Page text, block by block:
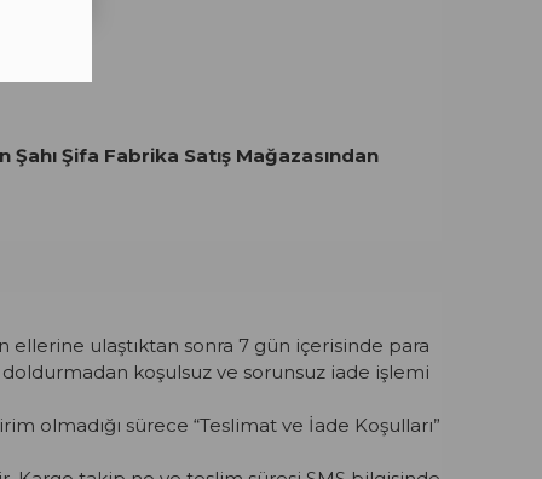
Şifa Fabrika Satış Mağazasından
ulaştıktan sonra 7 gün içerisinde para
koşulsuz ve sorunsuz iade işlemi
olmadığı sürece “Teslimat ve İade Koşulları”